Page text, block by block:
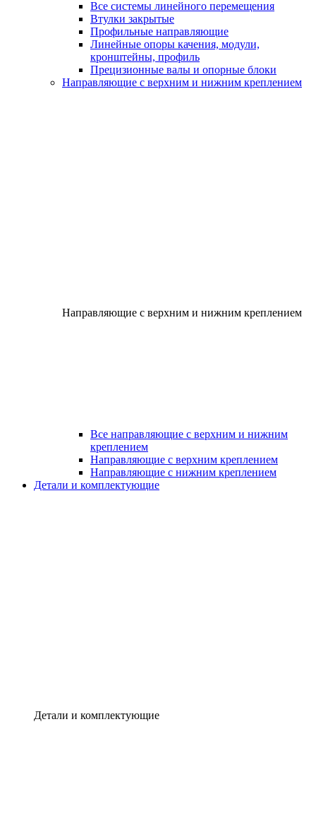
Все системы линейного перемещения
Втулки закрытые
Профильные направляющие
Линейные опоры качения, модули,
кронштейны, профиль
Прецизионные валы и опорные блоки
Направляющие с верхним и нижним креплением
Направляющие с верхним и нижним креплением
Все направляющие с верхним и нижним
креплением
Направляющие с верхним креплением
Направляющие с нижним креплением
Детали и комплектующие
Детали и комплектующие